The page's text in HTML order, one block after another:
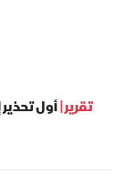
تقرير |أول